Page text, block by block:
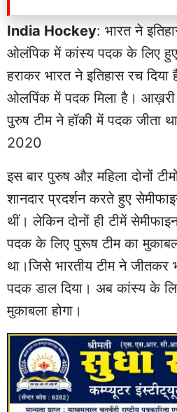
India Hockey: भारत ने
ओलंपिक में कांस्य पदक के लिए हुए
हराकर भारत ने इतिहास रच
ओलपिंक में पदक मिला है। आख़री
पुरुष टीम ने हॉकी में पदक जीता
2020
इस बार पुरुष औऱ महिला दोनों
शानदार प्रदर्शन करते हुए
थीं। लेकिन दोनों ही टीमें
पदक के लिए पुरूष टीम का
था।जिसे भारतीय टीम ने जीतकर
पदक डाल दिया। अब कांस्य के
मुकाबला होगा।